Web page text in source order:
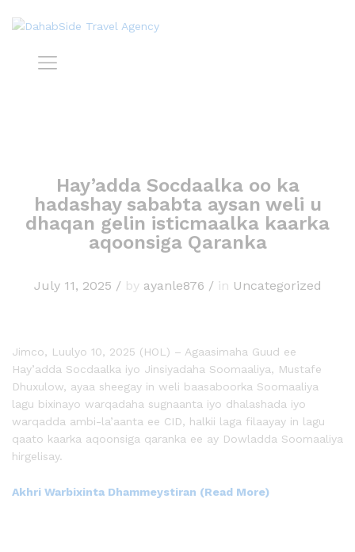
Hay’adda Socdaalka oo ka
hadashay sababta aysan weli u
dhaqan gelin isticmaalka kaarka
aqoonsiga Qaranka
July 11, 2025 /by ayanle876 /in Uncategorized
Jimco, Luulyo 10, 2025 (HOL) – Agaasimaha Guud ee
Hay’adda Socdaalka iyo Jinsiyadaha Soomaaliya, Mustafe
Dhuxulow, ayaa sheegay in weli baasaboorka Soomaaliya
lagu bixinayo warqadaha sugnaanta iyo dhalashada iyo
warqadda ambi-la’aanta ee CID, halkii laga filaayay in lagu
qaato kaarka aqoonsiga qaranka ee ay Dowladda Soomaaliya
hirgelisay.
Akhri Warbixinta Dhammeystiran (Read More)